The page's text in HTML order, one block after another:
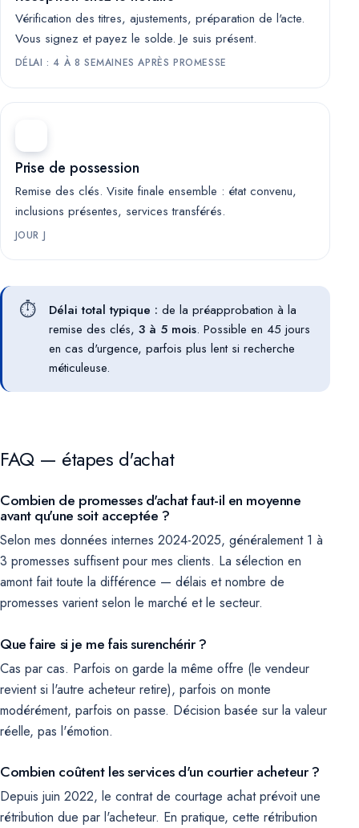
Vérification des titres, ajustements, préparation de l'acte.
Vous signez et payez le solde. Je suis présent.
DÉLAI : 4 À 8 SEMAINES APRÈS PROMESSE
Prise de possession
Remise des clés. Visite finale ensemble : état convenu,
inclusions présentes, services transférés.
JOUR J
⏱️ Délai total typique : de la préapprobation à la
remise des clés, 3 à 5 mois. Possible en 45 jours
en cas d'urgence, parfois plus lent si recherche
méticuleuse.
FAQ — étapes d'achat
Combien de promesses d'achat faut-il en moyenne
avant qu'une soit acceptée ?
Selon mes données internes 2024-2025, généralement 1 à
3 promesses suffisent pour mes clients. La sélection en
amont fait toute la différence — délais et nombre de
promesses varient selon le marché et le secteur.
Que faire si je me fais surenchérir ?
Cas par cas. Parfois on garde la même offre (le vendeur
revient si l'autre acheteur retire), parfois on monte
modérément, parfois on passe. Décision basée sur la valeur
réelle, pas l'émotion.
Combien coûtent les services d'un courtier acheteur ?
Depuis juin 2022, le contrat de courtage achat prévoit une
rétribution due par l'acheteur. En pratique, cette rétribution